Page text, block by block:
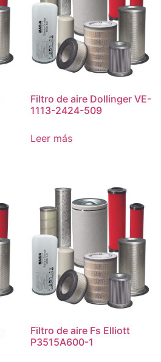
Filtro de aire Dollinger VE-
1113-2424-509
Leer más
Filtro de aire Fs Elliott
P3515A600-1